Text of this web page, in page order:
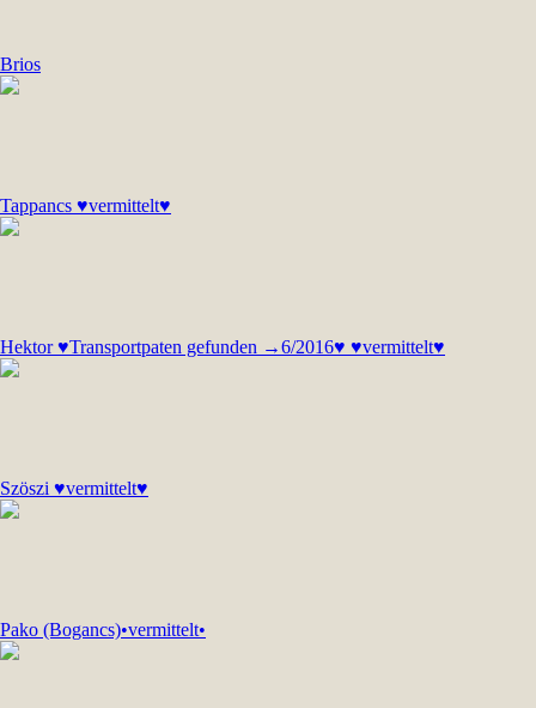
Brios
Tappancs ♥vermittelt♥
Hektor ♥Transportpaten gefunden →6/2016♥ ♥vermittelt♥
Szöszi ♥vermittelt♥
Pako (Bogancs)•vermittelt•